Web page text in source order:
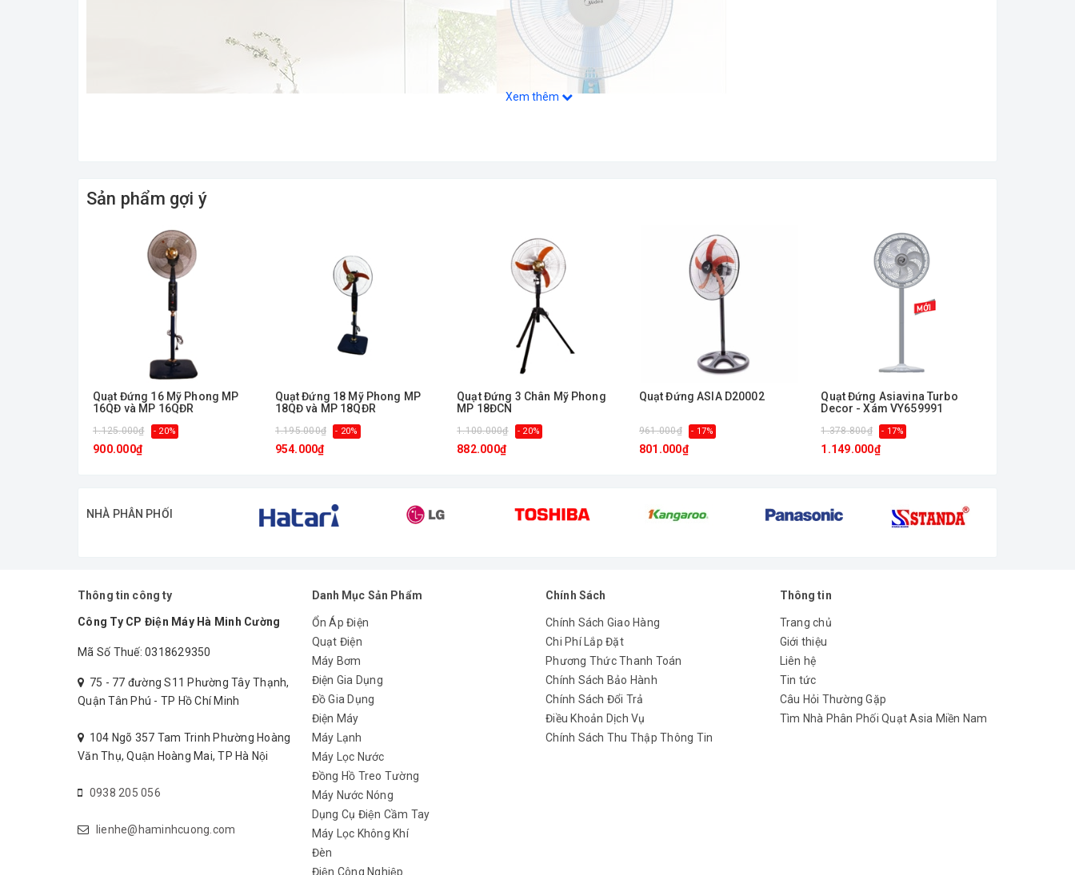
3 cánh quạt lớn đường kính 38 cm tạo làn gió trải rộng, tản gió nhanh, làm mát hiệu quả
Lồng quạt đan khít chắc chắn, đảm bảo an toàn khi tiếp xúc ở khoảng cách gần
Xem thêm
Sản phẩm gợi ý
Quạt Đứng 16 Mỹ Phong MP
16QĐ và MP 16QĐR
1.125.000₫ - 20%
900.000₫
Quạt Đứng 18 Mỹ Phong MP
18QĐ và MP 18QĐR
1.195.000₫ - 20%
954.000₫
Quạt Đứng 3 Chân Mỹ Phong
MP 18ĐCN
1.100.000₫ - 20%
882.000₫
Quạt Đứng ASIA D20002
961.000₫ - 17%
801.000₫
Quạt Đứng Asiavina Turbo
Decor - Xám VY659991
1.378.800₫ - 17%
1.149.000₫
NHÀ PHÂN PHỐI
Thông tin công ty
Công Ty CP Điện Máy Hà Minh Cường
Mã Số Thuế: 0318629350
75 - 77 đường S11 Phường Tây Thạnh,
Quận Tân Phú - TP Hồ Chí Minh
104 Ngõ 357 Tam Trinh Phường Hoàng
Văn Thụ, Quận Hoàng Mai, TP Hà Nội
0938 205 056
lienhe@haminhcuong.com
Danh Mục Sản Phẩm
Ổn Áp Điện
Quạt Điện
Máy Bơm
Điện Gia Dụng
Đồ Gia Dụng
Điện Máy
Máy Lạnh
Máy Lọc Nước
Đồng Hồ Treo Tường
Máy Nước Nóng
Dụng Cụ Điện Cầm Tay
Máy Lọc Không Khí
Đèn
Điện Công Nghiệp
Chính Sách
Chính Sách Giao Hàng
Chi Phí Lắp Đặt
Phương Thức Thanh Toán
Chính Sách Bảo Hành
Chính Sách Đổi Trả
Điều Khoản Dịch Vụ
Chính Sách Thu Thập Thông Tin
Thông tin
Trang chủ
Giới thiệu
Liên hệ
Tin tức
Câu Hỏi Thường Gặp
Tìm Nhà Phân Phối Quạt Asia Miền Nam